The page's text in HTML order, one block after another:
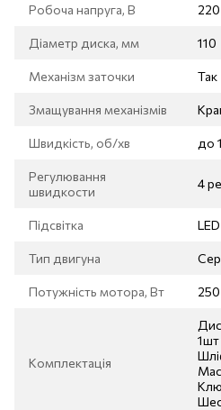
Робоча напруга, В 220
Діаметр диска, мм 110
Механізм заточки Так
Змащування механізмів
Швидкість, об/хв до
Регулювання
швидкости
4
Підсвітка LED
Тип двигуна
Потужність мотора, Вт 250
Комплектація
1шт